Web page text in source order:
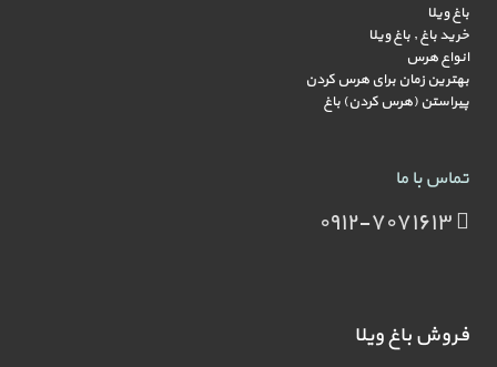
باغ ویلا
خرید باغ , باغ ویلا
انواع هرس
بهترین زمان برای هرس کردن
پیراستن (هرس کردن) باغ
تماس با ما
فروش باغ ویلا